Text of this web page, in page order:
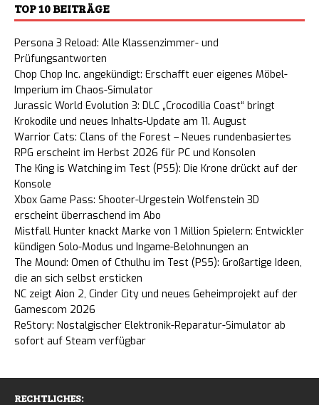
TOP 10 BEITRÄGE
Persona 3 Reload: Alle Klassenzimmer- und
Prüfungsantworten
Chop Chop Inc. angekündigt: Erschafft euer eigenes Möbel-
Imperium im Chaos-Simulator
Jurassic World Evolution 3: DLC „Crocodilia Coast“ bringt
Krokodile und neues Inhalts-Update am 11. August
Warrior Cats: Clans of the Forest – Neues rundenbasiertes
RPG erscheint im Herbst 2026 für PC und Konsolen
The King is Watching im Test (PS5): Die Krone drückt auf der
Konsole
Xbox Game Pass: Shooter-Urgestein Wolfenstein 3D
erscheint überraschend im Abo
Mistfall Hunter knackt Marke von 1 Million Spielern: Entwickler
kündigen Solo-Modus und Ingame-Belohnungen an
The Mound: Omen of Cthulhu im Test (PS5): Großartige Ideen,
die an sich selbst ersticken
NC zeigt Aion 2, Cinder City und neues Geheimprojekt auf der
Gamescom 2026
ReStory: Nostalgischer Elektronik-Reparatur-Simulator ab
sofort auf Steam verfügbar
RECHTLICHES: